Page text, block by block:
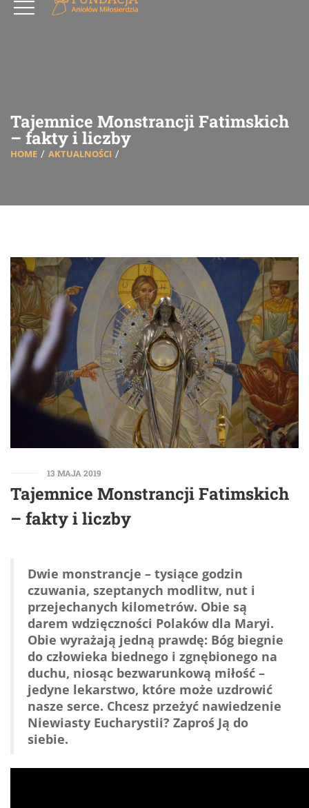
Tajemnice Monstrancji Fatimskich
– fakty i liczby
HOME AKTUALNOŚCI
13 MAJA 2019
Tajemnice Monstrancji Fatimskich
– fakty i liczby
Dwie monstrancje – tysiące godzin
czuwania, szeptanych modlitw, nut i
przejechanych kilometrów. Obie są
darem wdzięczności Polaków dla Maryi.
Obie wyrażają jedną prawdę: Bóg biegnie
do człowieka biednego i zgnębionego na
duchu, niosąc bezwarunkową miłość –
jedyne lekarstwo, które może uzdrowić
nasze serce. Chcesz przeżyć nawiedzenie
Niewiasty Eucharystii? Zaproś Ją do
siebie.